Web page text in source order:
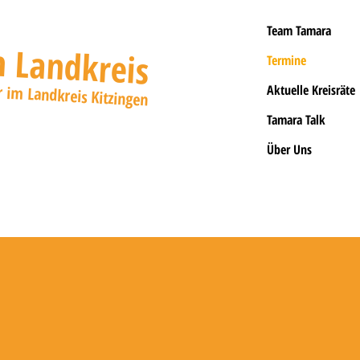
Team Tamara
Termine
Aktuelle Kreisräte
Tamara Talk
Über Uns
Landkreis Kitzingen